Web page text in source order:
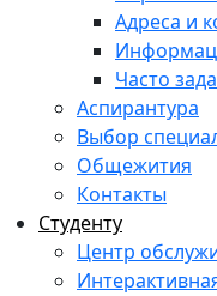
Адреса и
Часто
Аспирантура
Выбор
Общежития
Контакты
Студенту
Центр